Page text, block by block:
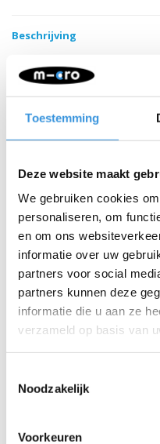
Toestemming
Deze website maakt
We gebruiken cookies
personaliseren, om
en om ons
informatie over uw
partners voor social
partners kunnen deze
informatie die u aan ze
verzameld op basis van
Noodzakelijk
Voorkeuren
Beschrijving
Yumbox Prêt RVS
De Yumbox Prêt is de
vakken voor snacks of
inhoud vers blijft en niet lekt
geen vloeistoffen).
Voor optimaal gebruik is het
laden om de afdichting
is gemaakt van duurzame,
van BPA en ftalaten, wat het
Inhoud: 800 ml (3,4 cups)